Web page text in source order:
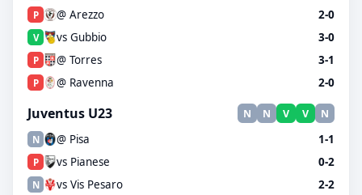
P @ Arezzo 2-0
V vs Gubbio 3-0
P @ Torres 3-1
P @ Ravenna 2-0
Juventus U23 N N V V N
N @ Pisa 1-1
P vs Pianese 0-2
N vs Vis Pesaro 2-2